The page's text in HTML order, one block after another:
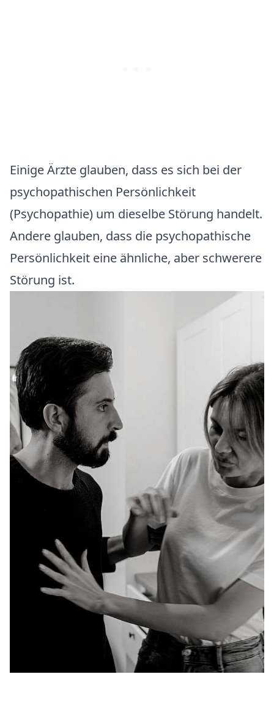
Einige Ärzte glauben, dass es sich bei der
psychopathischen Persönlichkeit
(Psychopathie) um dieselbe Störung handelt.
Andere glauben, dass die psychopathische
Persönlichkeit eine ähnliche, aber schwerere
Störung ist.